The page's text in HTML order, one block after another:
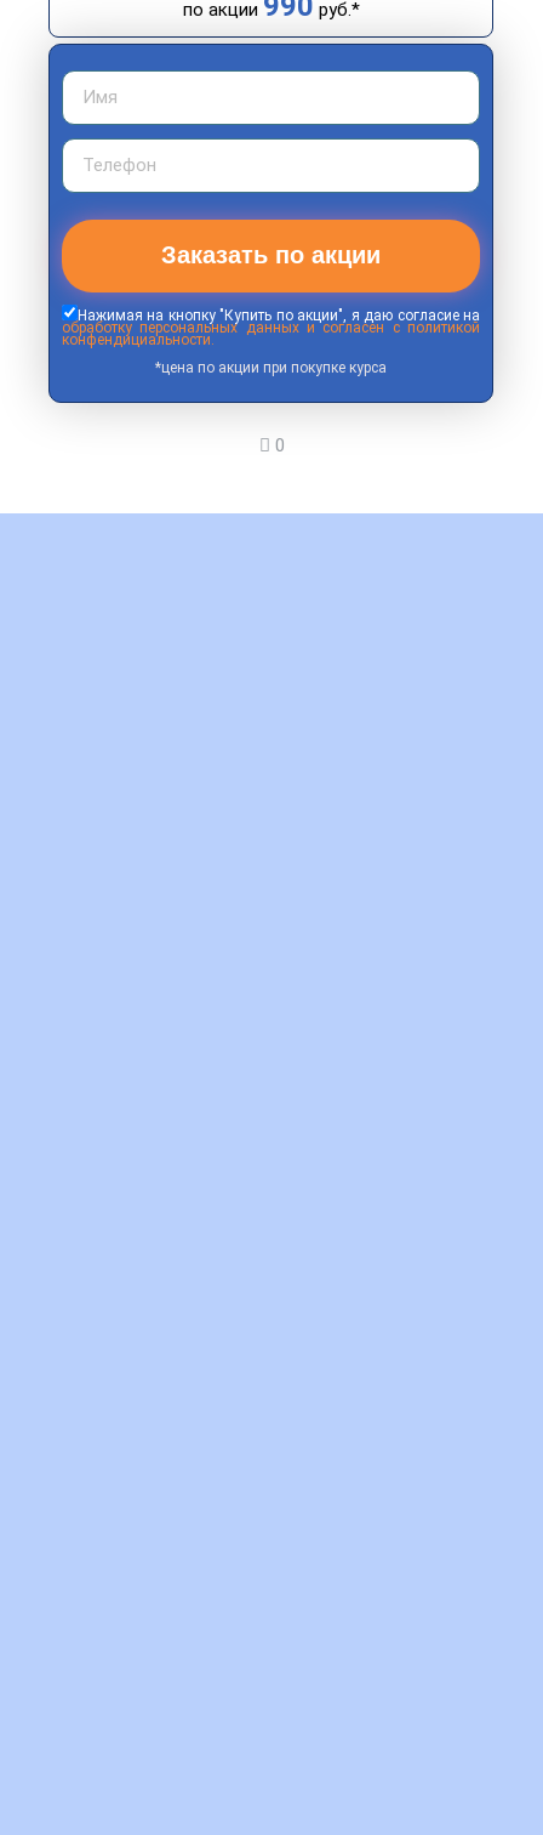
по акции руб.*
Заказать по акции
Нажимая на кнопку "Купить по акции", я даю согласие на
обработку персональных данных и согласен с политикой
конфендициальности.
*цена по акции при покупке курса
0